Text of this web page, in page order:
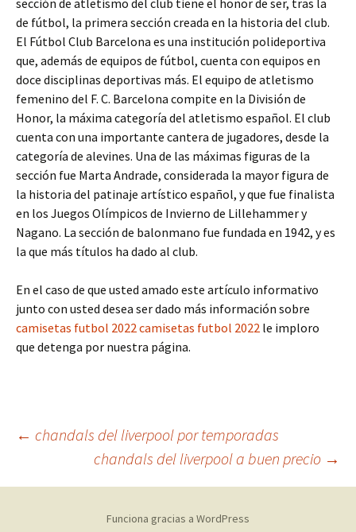
sección de atletismo del club tiene el honor de ser, tras la
de fútbol, la primera sección creada en la historia del club.
El Fútbol Club Barcelona es una institución polideportiva
que, además de equipos de fútbol, cuenta con equipos en
doce disciplinas deportivas más. El equipo de atletismo
femenino del F. C. Barcelona compite en la División de
Honor, la máxima categoría del atletismo español. El club
cuenta con una importante cantera de jugadores, desde la
categoría de alevines. Una de las máximas figuras de la
sección fue Marta Andrade, considerada la mayor figura de
la historia del patinaje artístico español, y que fue finalista
en los Juegos Olímpicos de Invierno de Lillehammer y
Nagano. La sección de balonmano fue fundada en 1942, y es
la que más títulos ha dado al club.
En el caso de que usted amado este artículo informativo
junto con usted desea ser dado más información sobre
camisetas futbol 2022camisetas futbol 2022 le imploro
que detenga por nuestra página.
Navegación
de
← chandals del liverpool por temporadas
chandals del liverpool a buen precio →
Funciona gracias a WordPress